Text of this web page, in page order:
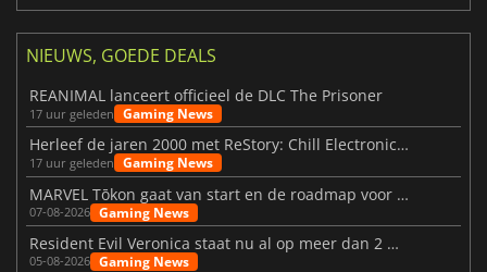
NIEUWS, GOEDE DEALS
REANIMAL lanceert officieel de DLC The Prisoner
17 uur geleden Gaming News
Herleef de jaren 2000 met ReStory: Chill Electronics Repairs
17 uur geleden Gaming News
MARVEL Tōkon gaat van start en de roadmap voor jaar 1 is bekendgemaakt
07-08-2026 Gaming News
Resident Evil Veronica staat nu al op meer dan 2 miljoen verlanglijstjes
05-08-2026 Gaming News